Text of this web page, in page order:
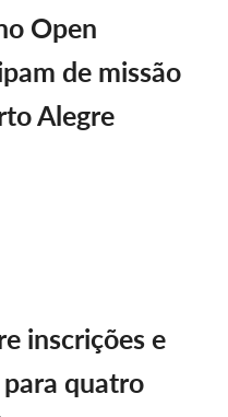
Open
de missão
Alegre
inscrições e
quatro